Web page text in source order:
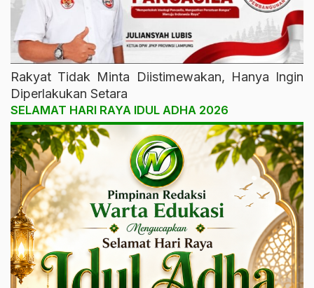
Rakyat Tidak Minta Diistimewakan, Hanya Ingin
Diperlakukan Setara
SELAMAT HARI RAYA IDUL ADHA 2026